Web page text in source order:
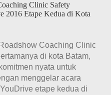
Clinic Safety
2016 Etape Kedua di Kota
Coaching Clinic
di kota Batam,
nyata untuk
menggelar acara
etape kedua di